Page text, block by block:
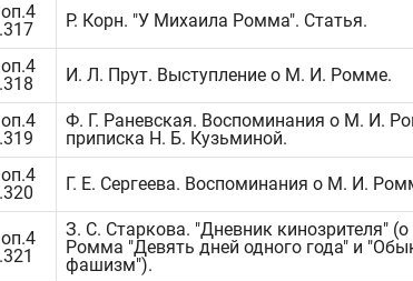
Р. Корн. "У Михаила Ромма". Статья.
И. Л. Прут. Выступление о М. И. Ромме.
Ф. Г. Раневская. Воспоминания о М. И.
приписка Н. Б. Кузьминой.
Г. Е. Сергеева. Воспоминания о М. И.
З. С. Старкова. "Дневник кинозрителя"
Ромма "Девять дней одного года" и
фашизм").